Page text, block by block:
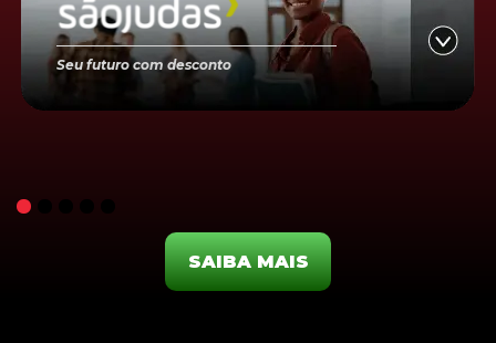
Seu futuro com desconto
SAIBA MAIS